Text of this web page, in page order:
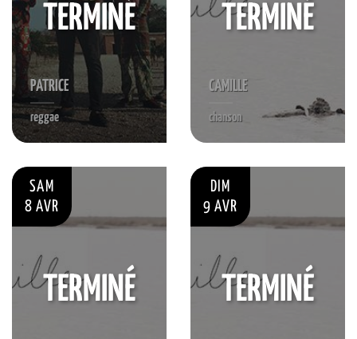
PATRICE
reggae
TERMINÉ
CAMILLE
chanson
TERMINÉ
SAM
8 AVR
TERMINÉ
DIM
9 AVR
TERMINÉ